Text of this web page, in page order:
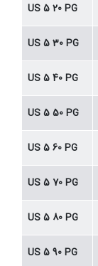
US 5 20 PG
US 5 30 PG
US 5 40 PG
US 5 50 PG
US 5 60 PG
US 5 70 PG
US 5 80 PG
US 5 90 PG